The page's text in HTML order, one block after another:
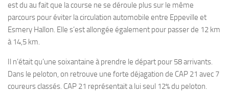
est du au fait que la course ne se déroule plus sur le même
parcours pour éviter la circulation automobile entre Eppeville et
Esmery Hallon. Elle s’est allongée également pour passer de 12 km
à 14,5 km.
Il n’était qu’une soixantaine à prendre le départ pour 58 arrivants.
Dans le peloton, on retrouve une forte déjagation de CAP 21 avec 7
coureurs classés. CAP 21 représentait a lui seul 12% du peloton.